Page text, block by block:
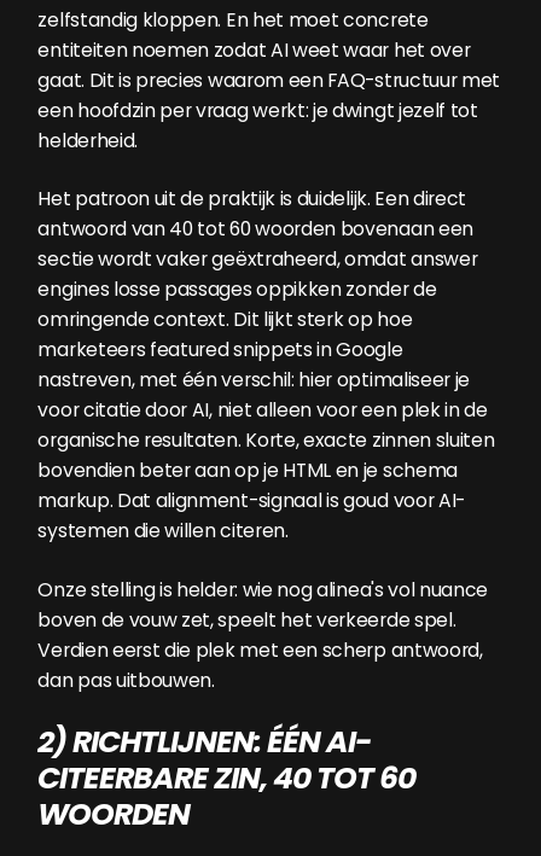
zelfstandig kloppen. En het moet concrete
entiteiten noemen zodat AI weet waar het over
gaat. Dit is precies waarom een FAQ-structuur met
een hoofdzin per vraag werkt: je dwingt jezelf tot
helderheid.
Het patroon uit de praktijk is duidelijk. Een direct
antwoord van 40 tot 60 woorden bovenaan een
sectie wordt vaker geëxtraheerd, omdat answer
engines losse passages oppikken zonder de
omringende context. Dit lijkt sterk op hoe
marketeers featured snippets in Google
nastreven, met één verschil: hier optimaliseer je
voor citatie door AI, niet alleen voor een plek in de
organische resultaten. Korte, exacte zinnen sluiten
bovendien beter aan op je HTML en je schema
markup. Dat alignment-signaal is goud voor AI-
systemen die willen citeren.
Onze stelling is helder: wie nog alinea's vol nuance
boven de vouw zet, speelt het verkeerde spel.
Verdien eerst die plek met een scherp antwoord,
dan pas uitbouwen.
2) RICHTLIJNEN: ÉÉN AI-
CITEERBARE ZIN, 40 TOT 60
WOORDEN